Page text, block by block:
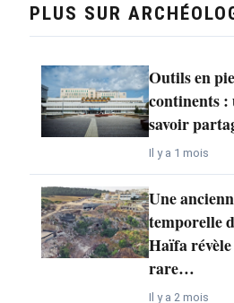
PLUS SUR
Outils en
continents :
savoir
Il y a 1 mois
Une
temporelle
Haïfa
rare…
Il y a 2 mois